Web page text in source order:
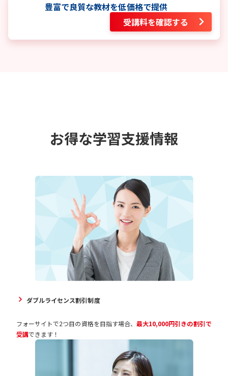
豊富で良質な教材を低価格で提供
受講料を確認する
お得な学習支援情報
ダブルライセンス割引制度
フォーサイトで2つ目の資格を目指す場合、 最大10,000円引きの割引で
受講できます！